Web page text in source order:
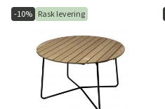
-10% Rask levering